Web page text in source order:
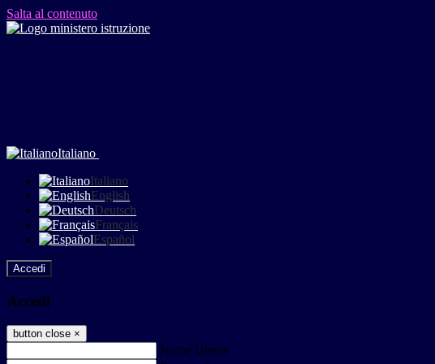
Salta al contenuto
Italiano
Italiano
English
Deutsch
Français
Español
Accedi
Accedi
button close ×
Nome Utente